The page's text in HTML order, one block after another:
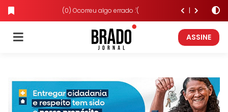
(0) Ocorreu algo errado :'(
ASSINE